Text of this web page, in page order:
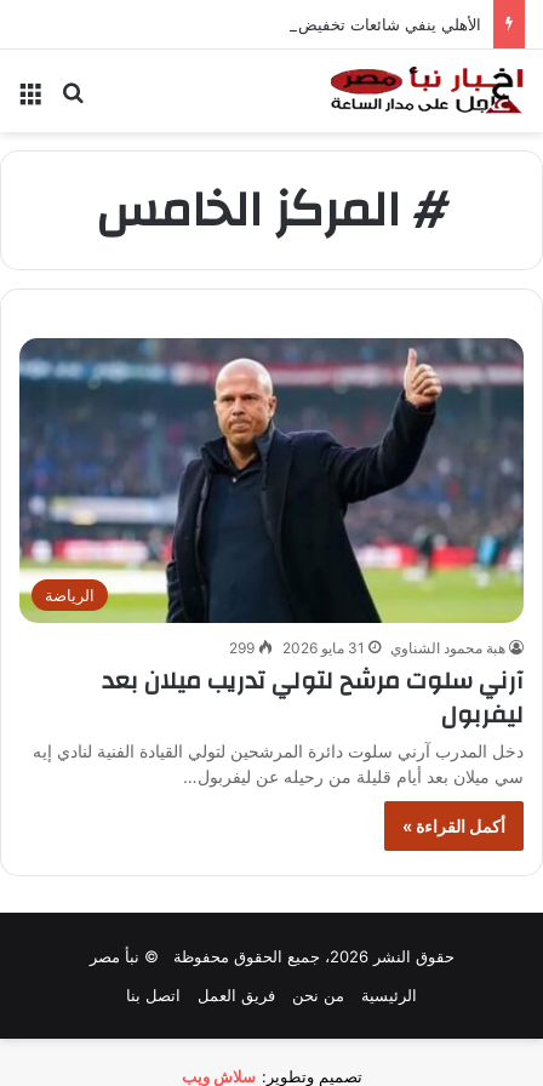
الأهلي ينفي شائعات تخفيض عقود زيزو والشناوي
بحث
# المركز الخامس
الرياضة
هبة محمود الشناوي 31 مايو 2026 299
آرني سلوت مرشح لتولي تدريب ميلان بعد
ليفربول
دخل المدرب آرني سلوت دائرة المرشحين لتولي القيادة الفنية لنادي إيه
سي ميلان بعد أيام قليلة من رحيله عن ليفربول…
أكمل القراءة »
حقوق النشر 2026، جميع الحقوق محفوظة © نبأ مصر
الرئيسية
من نحن فريق العمل اتصل بنا
تصميم وتطوير: سلاش ويب